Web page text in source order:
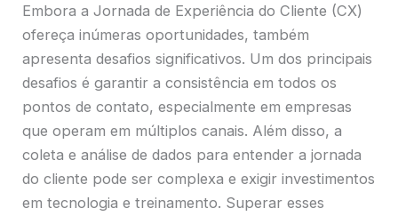
Embora a Jornada de Experiência do Cliente (CX)
ofereça inúmeras oportunidades, também
apresenta desafios significativos. Um dos principais
desafios é garantir a consistência em todos os
pontos de contato, especialmente em empresas
que operam em múltiplos canais. Além disso, a
coleta e análise de dados para entender a jornada
do cliente pode ser complexa e exigir investimentos
em tecnologia e treinamento. Superar esses